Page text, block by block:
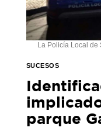
La Policía Local de
SUCESOS
parque